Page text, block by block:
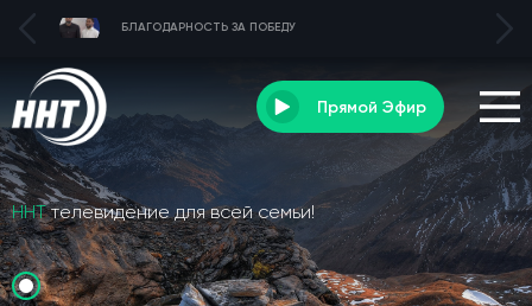
БЛАГОДАРНОСТЬ ЗА ПОБЕДУ
Прямой Эфир
ННТтелевидение для всей семьи!